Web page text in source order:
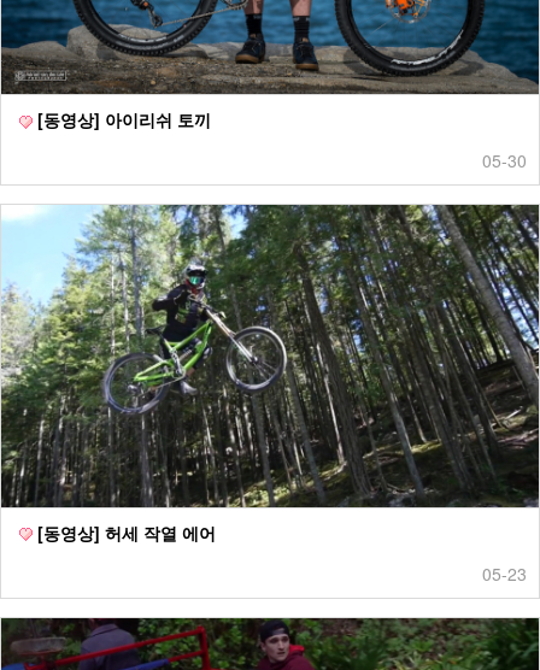
[동영상] 아이리쉬 토끼
05-30
[동영상] 허세 작열 에어
05-23